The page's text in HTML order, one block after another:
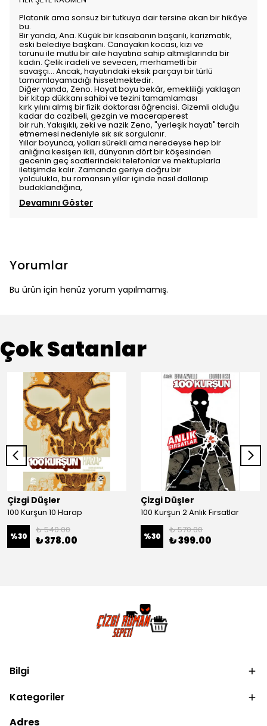
Platonik ama sonsuz bir tutkuya dair tersine akan bir hikâye
bu.
Bir yanda, Ana. Küçük bir kasabanın başarılı, karizmatik,
eski belediye başkanı. Canayakın kocası, kızı ve
torunu ile mutlu bir aile hayatına sahip altmışlarında bir
kadın. Çelik iradeli ve sevecen, merhametli bir
savaşçı... Ancak, hayatındaki eksik parçayı bir türlü
tamamlayamadığı hissetmektedir.
Diğer yanda, Zeno. Hayat boyu bekâr, emekliliği yaklaşan
bir kitap dükkanı sahibi ve tezini tamamlaması
kırk yılını almış bir fizik doktorası öğrencisi. Gizemli olduğu
kadar da cazibeli, gezgin ve maceraperest
bir ruh. Yakışıklı, zeki ve nazik Zeno, "yerleşik hayatı" tercih
etmemesi nedeniyle sık sık sorgulanır.
Yıllar boyunca, yolları sürekli ama neredeyse hep bir
anlığına kesişen ikili, dünyanın dört bir köşesinden
gecenin geç saatlerindeki telefonlar ve mektuplarla
iletişimde kalır. Zamanda geriye doğru bir
yolculukla, bu romansın yıllar içinde nasıl dallanıp
budaklandığına,
Devamını Göster
Yorumlar
Bu ürün için henüz yorum yapılmamış.
Çok Satanlar
Çizgi Düşler
100 Kurşun 10 Harap
%30
₺ 540.00
₺ 378.00
Çizgi Düşler
100 Kurşun 2 Anlık Fırsatlar
%30
₺ 570.00
₺ 399.00
Bilgi
Kategoriler
Adres